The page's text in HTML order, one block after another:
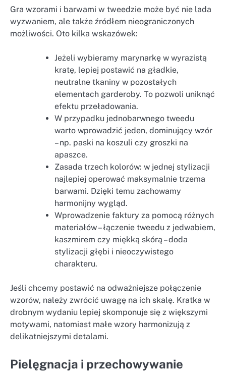
Gra wzorami i barwami w tweedzie może być nie lada
wyzwaniem, ale także źródłem nieograniczonych
możliwości. Oto kilka wskazówek:
Jeżeli wybieramy marynarkę w wyrazistą
kratę, lepiej postawić na gładkie,
neutralne tkaniny w pozostałych
elementach garderoby. To pozwoli uniknąć
efektu przeładowania.
W przypadku jednobarwnego tweedu
warto wprowadzić jeden, dominujący wzór
– np. paski na koszuli czy groszki na
apaszce.
Zasada trzech kolorów: w jednej stylizacji
najlepiej operować maksymalnie trzema
barwami. Dzięki temu zachowamy
harmonijny wygląd.
Wprowadzenie faktury za pomocą różnych
materiałów – łączenie tweedu z jedwabiem,
kaszmirem czy miękką skórą – doda
stylizacji głębi i nieoczywistego
charakteru.
Jeśli chcemy postawić na odważniejsze połączenie
wzorów, należy zwrócić uwagę na ich skalę. Kratka w
drobnym wydaniu lepiej skomponuje się z większymi
motywami, natomiast małe wzory harmonizują z
delikatniejszymi detalami.
Pielęgnacja i przechowywanie